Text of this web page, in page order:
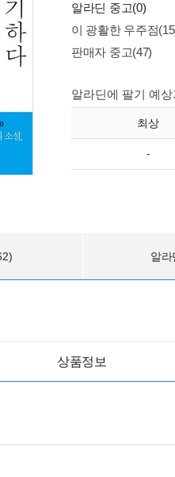
알라딘 중고(0)
이 광활한 우주점
판매자 중고(47)
알라딘에 팔기 예상
최상
-
알
상품정보